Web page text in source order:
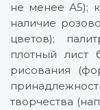
не менее А5);
наличие
цветов);
плотный лист
рисования
творчества